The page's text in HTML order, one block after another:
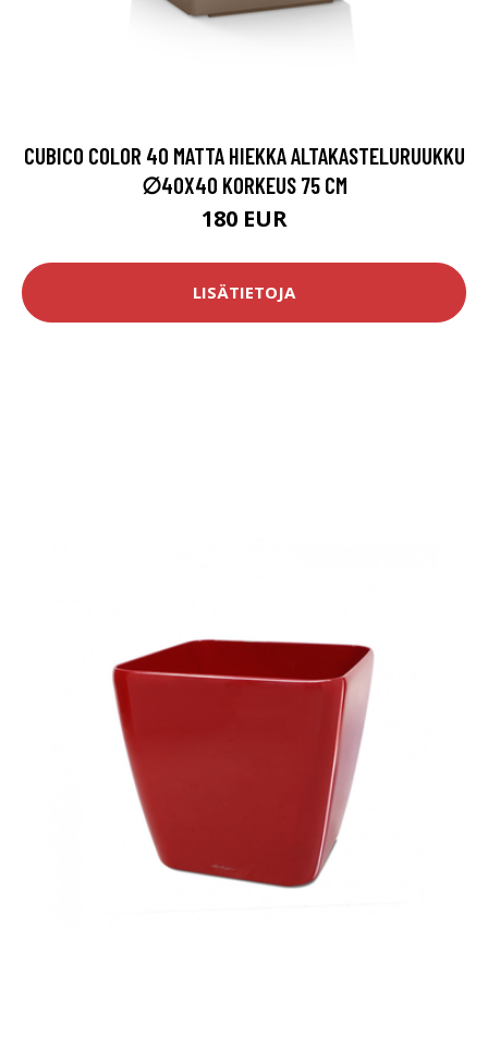
CUBICO COLOR 40 MATTA HIEKKA ALTAKASTELURUUKKU
∅40X40 KORKEUS 75 CM
180 EUR
LISÄTIETOJA